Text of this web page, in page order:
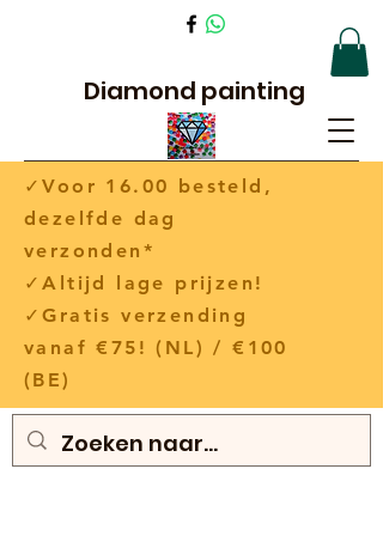
Diamond painting
✓Voor 16.00 besteld,
dezelfde dag
verzonden*
✓Altijd lage prijzen!
✓Gratis verzending
vanaf €75! (NL) / €100
(BE)